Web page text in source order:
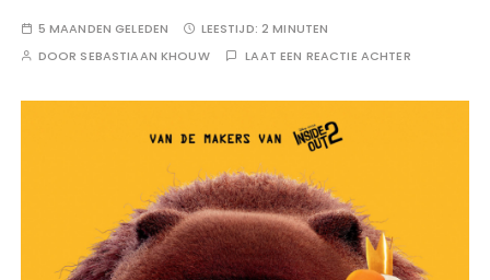
5 MAANDEN GELEDEN LEESTIJD:2 MINUTEN
DOOR SEBASTIAAN KHOUW LAAT EEN REACTIE ACHTER